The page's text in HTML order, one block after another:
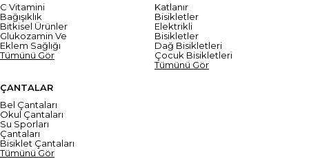
C Vitamini
Bağışıklık
Bitkisel Ürünler
Glukozamin Ve
Eklem Sağlığı
Tümünü Gör
Katlanır
Bisikletler
Elektrikli
Bisikletler
Dağ Bisikletleri
Çocuk Bisikletleri
Tümünü Gör
ÇANTALAR
Bel Çantaları
Okul Çantaları
Su Sporları
Çantaları
Bisiklet Çantaları
Tümünü Gör